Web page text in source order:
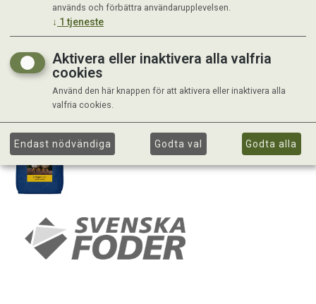
används och förbättra användarupplevelsen.
↓ 1 tjeneste
Aktivera eller inaktivera alla valfria
cookies
Använd den här knappen för att aktivera eller inaktivera alla
valfria cookies.
Endast nödvändiga Godta val Godta alla